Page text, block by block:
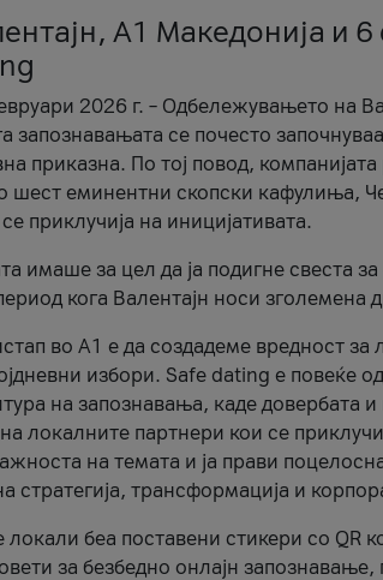
A1 Македонија и
2026 г. – Одбележувањето на
запознавањата се почесто
приказна. По тој повод,
шест еминентни скопски кафулиња,
приклучија на иницијативата.
имаше за цел да ја подигне свеста
кога Валентајн носи зголемена
во А1 е да создадеме вредност за
избори. Safe dating е повеќе
на запознавања, каде довербата
локалните партнери кои се
на темата и ја прави
стратегија, трансформација и
локали беа поставени стикери со QR
за безбедно онлајн